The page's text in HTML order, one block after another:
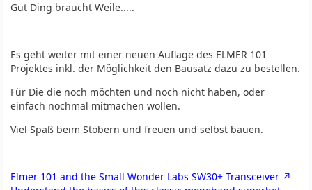
Gut Ding braucht Weile.....
Es geht weiter mit einer neuen Auflage des ELMER 101
Projektes inkl. der Möglichkeit den Bausatz dazu zu bestellen.
Für Die die noch möchten und noch nicht haben, oder
einfach nochmal mitmachen wollen.
Viel Spaß beim Stöbern und freuen und selbst bauen.
Elmer 101 and the Small Wonder Labs SW30+ Transceiver